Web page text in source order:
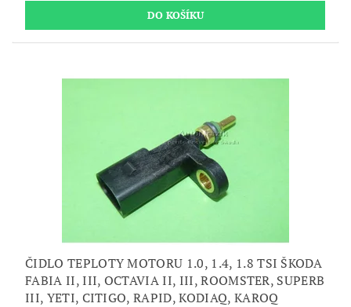
ČIDLO TEPLOTY MOTORU 1.0, 1.4, 1.8 TSI ŠKODA
FABIA II, III, OCTAVIA II, III, ROOMSTER, SUPERB
III, YETI, CITIGO, RAPID, KODIAQ, KAROQ